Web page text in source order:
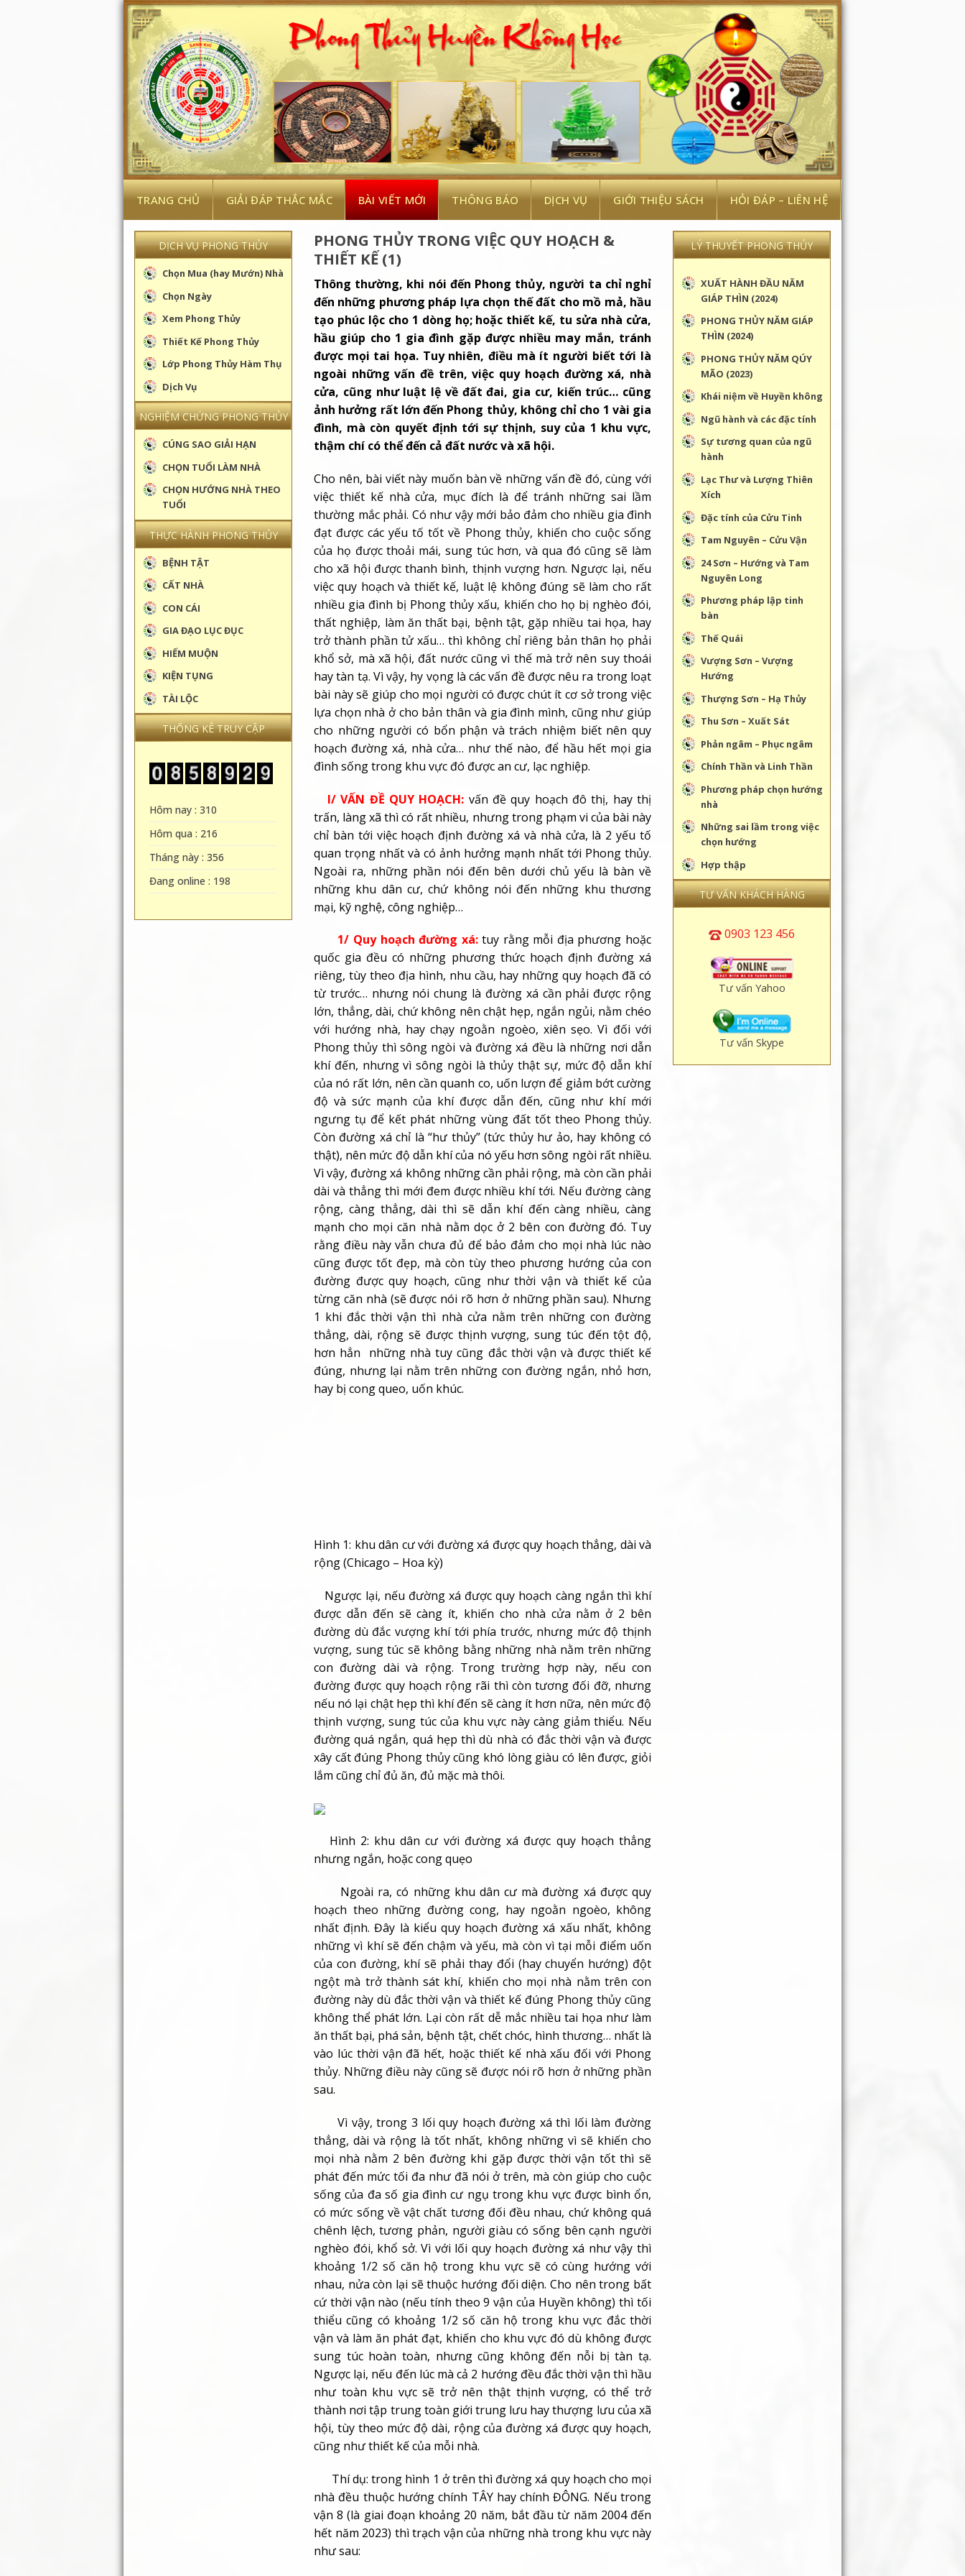
Skip
to
content
TRANG CHỦ GIẢI ĐÁP THẮC MẮC BÀI VIẾT MỚI THÔNG BÁO DỊCH VỤ GIỚI THIỆU SÁCH HỎI ĐÁP – LIÊN HỆ
DỊCH VỤ PHONG THỦY
Chọn Mua (hay Mướn) Nhà
Chọn Ngày
Xem Phong Thủy
Thiết Kế Phong Thủy
Lớp Phong Thủy Hàm Thụ
Dịch Vụ
NGHIỆM CHỨNG PHONG THỦY
CÚNG SAO GIẢI HẠN
CHỌN TUỔI LÀM NHÀ
CHỌN HƯỚNG NHÀ THEO
TUỔI
THỰC HÀNH PHONG THỦY
BỆNH TẬT
CẤT NHÀ
CON CÁI
GIA ĐẠO LỤC ĐỤC
HIẾM MUỘN
KIỆN TỤNG
TÀI LỘC
THỐNG KÊ TRUY CẬP
Hôm nay : 310
Hôm qua : 216
Tháng này : 356
Đang online : 198
PHONG THỦY TRONG VIỆC QUY HOẠCH &
THIẾT KẾ (1)
Thông thường, khi nói đến Phong thủy, người ta chỉ nghỉ
đến những phương pháp lựa chọn thế đất cho mồ mả, hầu
tạo phúc lộc cho 1 dòng họ; hoặc thiết kế, tu sửa nhà cửa,
hầu giúp cho 1 gia đình gặp được nhiều may mắn, tránh
được mọi tai họa. Tuy nhiên, điều mà ít người biết tới là
ngoài những vấn đề trên, việc quy hoạch đường xá, nhà
cửa, cũng như luật lệ về đất đai, gia cư, kiến trúc… cũng
ảnh hưởng rất lớn đến Phong thủy, không chỉ cho 1 vài gia
đình, mà còn quyết định tới sự thịnh, suy của 1 khu vực,
thậm chí có thể đến cả đất nước và xã hội.
Cho nên, bài viết này muốn bàn về những vấn đề đó, cùng với
việc thiết kế nhà cửa, mục đích là để tránh những sai lầm
thường mắc phải. Có như vậy mới bảo đảm cho nhiều gia đình
đạt được các yếu tố tốt về Phong thủy, khiến cho cuộc sống
của họ được thoải mái, sung túc hơn, và qua đó cũng sẽ làm
cho xã hội được thanh bình, thịnh vượng hơn. Ngược lại, nếu
việc quy hoạch và thiết kế, luật lệ không đúng sẽ làm cho rất
nhiều gia đình bị Phong thủy xấu, khiến cho họ bị nghèo đói,
thất nghiệp, làm ăn thất bại, bệnh tật, gặp nhiều tai họa, hay
trở thành phần tử xấu… thì không chỉ riêng bản thân họ phải
khổ sở, mà xã hội, đất nước cũng vì thế mà trở nên suy thoái
hay tàn tạ. Vì vậy, hy vọng là các vấn đề được nêu ra trong loạt
bài này sẽ giúp cho mọi người có được chút ít cơ sở trong việc
lựa chọn nhà ở cho bản thân và gia đình mình, cũng như giúp
cho những người có bổn phận và trách nhiệm biết nên quy
hoạch đường xá, nhà cửa… như thế nào, để hầu hết mọi gia
đình sống trong khu vực đó được an cư, lạc nghiệp.
I/ VẤN ĐỀ QUY HOẠCH: vấn đề quy hoạch đô thị, hay thị
trấn, làng xã thì có rất nhiều, nhưng trong phạm vi của bài này
chỉ bàn tới việc hoạch định đường xá và nhà cửa, là 2 yếu tố
quan trọng nhất và có ảnh hưởng mạnh nhất tới Phong thủy.
Ngoài ra, những phần nói đến bên dưới chủ yếu là bàn về
những khu dân cư, chứ không nói đến những khu thương
mại, kỹ nghệ, công nghiệp…
1/ Quy hoạch đường xá:tuy rằng mỗi địa phương hoặc
quốc gia đều có những phương thức hoạch định đường xá
riêng, tùy theo địa hình, nhu cầu, hay những quy hoạch đã có
từ trước… nhưng nói chung là đường xá cần phải được rộng
lớn, thẳng, dài, chứ không nên chật hẹp, ngắn ngủi, nằm chéo
với hướng nhà, hay chạy ngoằn ngoèo, xiên sẹo. Vì đối với
Phong thủy thì sông ngòi và đường xá đều là những nơi dẫn
khí đến, nhưng vì sông ngòi là thủy thật sự, mức độ dẫn khí
của nó rất lớn, nên cần quanh co, uốn lượn để giảm bớt cường
độ và sức mạnh của khí được dẫn đến, cũng như khí mới
ngưng tụ để kết phát những vùng đất tốt theo Phong thủy.
Còn đường xá chỉ là “hư thủy” (tức thủy hư ảo, hay không có
thật), nên mức độ dẫn khí của nó yếu hơn sông ngòi rất nhiều.
Vì vậy, đường xá không những cần phải rộng, mà còn cần phải
dài và thẳng thì mới đem được nhiều khí tới. Nếu đường càng
rộng, càng thẳng, dài thì sẽ dẫn khí đến càng nhiều, càng
mạnh cho mọi căn nhà nằm dọc ở 2 bên con đường đó. Tuy
rằng điều này vẫn chưa đủ để bảo đảm cho mọi nhà lúc nào
cũng được tốt đẹp, mà còn tùy theo phương hướng của con
đường được quy hoạch, cũng như thời vận và thiết kế của
từng căn nhà (sẽ được nói rõ hơn ở những phần sau). Nhưng
1 khi đắc thời vận thì nhà cửa nằm trên những con đường
thẳng, dài, rộng sẽ được thịnh vượng, sung túc đến tột độ,
hơn hẳn những nhà tuy cũng đắc thời vận và được thiết kế
đúng, nhưng lại nằm trên những con đường ngắn, nhỏ hơn,
hay bị cong queo, uốn khúc.
đường dù đắc vượng khí tới phía trước, nhưng mức độ thịnh
vượng, sung túc sẽ không bằng những nhà nằm trên những
đường được quy hoạch rộng rãi thì còn tương đối đỡ, nhưng
nếu nó lại chật hẹp thì khí đến sẽ càng ít hơn nữa, nên mức độ
thịnh vượng, sung túc của khu vực này càng giảm thiểu. Nếu
đường quá ngắn, quá hẹp thì dù nhà có đắc thời vận và được
xây cất đúng Phong thủy cũng khó lòng giàu có lên được, giỏi
lắm cũng chỉ đủ ăn, đủ mặc mà thôi.
Hình 2: khu dân cư với đường xá được quy hoạch thẳng
nhưng ngắn, hoặc cong quẹo
Ngoài ra, có những khu dân cư mà đường xá được quy
hoạch theo những đường cong, hay ngoằn ngoèo, không
nhất định. Đây là kiểu quy hoạch đường xá xấu nhất, không
những vì khí sẽ đến chậm và yếu, mà còn vì tại mỗi điểm uốn
ngột mà trở thành sát khí, khiến cho mọi nhà nằm trên con
đường này dù đắc thời vận và thiết kế đúng Phong thủy cũng
không thể phát lớn. Lại còn rất dễ mắc nhiều tai họa như làm
ăn thất bại, phá sản, bệnh tật, chết chóc, hình thương… nhất là
vào lúc thời vận đã hết, hoặc thiết kế nhà xấu đối với Phong
thủy. Những điều này cũng sẽ được nói rõ hơn ở những phần
sau.
Vì vậy, trong 3 lối quy hoạch đường xá thì lối làm đường
thẳng, dài và rộng là tốt nhất, không những vì sẽ khiến cho
mọi nhà nằm 2 bên đường khi gặp được thời vận tốt thì sẽ
phát đến mức tối đa như đã nói ở trên, mà còn giúp cho cuộc
có mức sống về vật chất tương đối đều nhau, chứ không quá
chênh lệch, tương phản, người giàu có sống bên cạnh người
nghèo đói, khổ sở. Vì với lối quy hoạch đường xá như vậy thì
khoảng 1/2 số căn hộ trong khu vực sẽ có cùng hướng với
nhau, nửa còn lại sẽ thuộc hướng đối diện. Cho nên trong bất
cứ thời vận nào (nếu tính theo 9 vận của Huyền không) thì tối
thiểu cũng có khoảng 1/2 số căn hộ trong khu vực đắc thời
vận và làm ăn phát đạt, khiến cho khu vực đó dù không được
sung túc hoàn toàn, nhưng cũng không đến nỗi bị tàn tạ.
Ngược lại, nếu đến lúc mà cả 2 hướng đều đắc thời vận thì hầu
như toàn khu vực sẽ trở nên thật thịnh vượng, có thể trở
thành nơi tập trung toàn giới trung lưu hay thượng lưu của xã
hội, tùy theo mức độ dài, rộng của đường xá được quy hoạch,
cũng như thiết kế của mỗi nhà.
Thí dụ: trong hình 1 ở trên thì đường xá quy hoạch cho mọi
nhà đều thuộc hướng chính TÂY hay chính ĐÔNG. Nếu trong
vận 8 (là giai đoạn khoảng 20 năm, bắt đầu từ năm 2004 đến
hết năm 2023) thì trạch vận của những nhà trong khu vực này
* Trạch vận của những nhà hướng chính TÂY: (xin đọc thêm
những bài trong phần Lý thuyết Phong thủy để biết cách lập
trạch vận, cũng như biết thế nào là Sơn tinh, Hướng tinh,
vượng khí…)
LÝ THUYẾT PHONG THỦY
XUẤT HÀNH ĐẦU NĂM
GIÁP THÌN (2024)
PHONG THỦY NĂM GIÁP
THÌN (2024)
PHONG THỦY NĂM QÚY
MÃO (2023)
Khái niệm về Huyền không
Ngũ hành và các đặc tính
Sự tương quan của ngũ
hành
Lạc Thư và Lượng Thiên
Xích
Đặc tính của Cửu Tinh
Tam Nguyên – Cửu Vận
24 Sơn – Hướng và Tam
Nguyên Long
Phương pháp lập tinh
bàn
Thế Quái
Vượng Sơn – Vượng
Hướng
Thượng Sơn – Hạ Thủy
Thu Sơn – Xuất Sát
Phản ngâm – Phục ngâm
Chính Thần và Linh Thần
Phương pháp chọn hướng
nhà
Những sai lầm trong việc
chọn hướng
Hợp thập
TƯ VẤN KHÁCH HÀNG
0903 123 456
Tư vấn Yahoo
Tư vấn Skype